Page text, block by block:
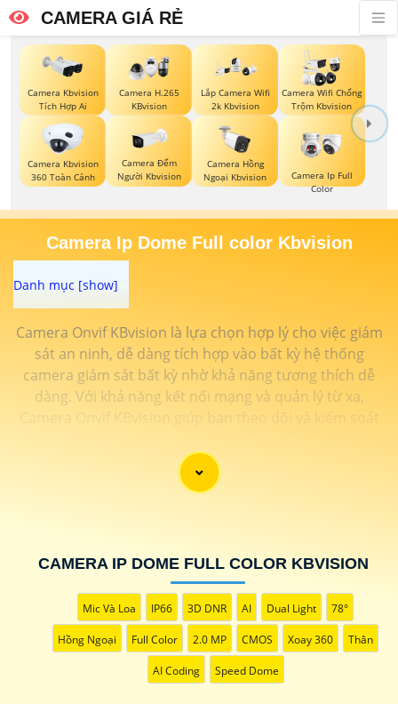
CAMERA GIÁ RẺ
Camera Kbvision
Tích Hợp Ai
Camera H.265
KBvision
Lắp Camera Wifi
2k Kbvision
Camera Wifi Chống
Trộm Kbvision
Camera Kbvision
360 Toàn Cảnh
Camera Đếm
Người Kbvision
Camera Hồng
Ngoại Kbvision
Camera Ip Full
Color
Camera Ip Dome Full color Kbvision
Camera Onvif KBvision là lựa chọn hợp lý cho việc giám
sát an ninh, dễ dàng tích hợp vào bất kỳ hệ thống
camera giám sát bất kỳ nhờ khả năng tương thích dễ
dàng. Với khả năng kết nối mạng và quản lý từ xa,
Camera Onvif KBvision giúp bạn theo dõi và kiểm soát
một số dòng camera quan sát chất lượng dành cho
bạn tham khảo.
CAMERA IP DOME FULL COLOR KBVISION
Mic Và Loa IP66 3D DNR AI Dual Light 78°
Hồng Ngoại Full Color 2.0 MP CMOS Xoay 360 Thân
AI Coding Speed Dome